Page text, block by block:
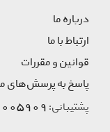
درباره ما
ارتباط با ما
قوانین و مقررات
پاسخ به پرسش‌های
پشتیبانی:021